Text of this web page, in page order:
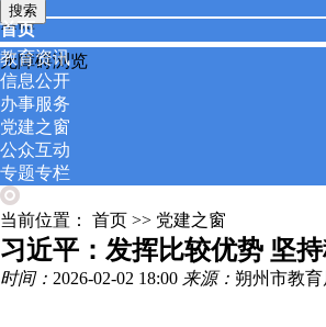
繁體
无障碍浏览
搜索
首页
教育资讯
信息公开
办事服务
党建之窗
公众互动
专题专栏
当前位置： 首页 >> 党建之窗
习近平：发挥比较优势 坚
时间： 2026-02-02 18:00 来源： 朔州市教育